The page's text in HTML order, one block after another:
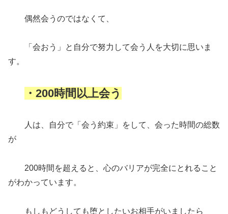
偶然会うのではなくて、
「会おう」と自分で努力して会う人を大切に思いま
す。
・200時間以上会う
人は、自分で「会う約束」をして、会った時間の総数
が
200時間を超えると、心のバリアが完全にとれること
がわかっています。
もしもどうしても堕としたいお相手がいましたら